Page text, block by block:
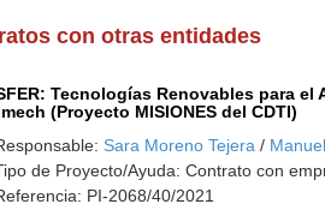
con otras entidades
Tecnologías Renovables para
(Proyecto MISIONES del CDTI)
Sara Moreno Tejera /
de Proyecto/Ayuda: Contrato con
PI-2068/40/2021